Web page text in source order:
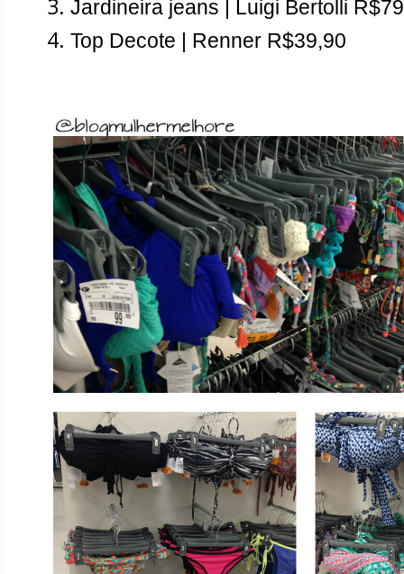
Jardineira jeans | Luigi Bertolli
Top Decote | Renner R$39,90